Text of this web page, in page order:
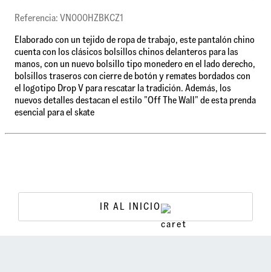
Referencia: VN000HZBKCZ1
Elaborado con un tejido de ropa de trabajo, este pantalón chino
cuenta con los clásicos bolsillos chinos delanteros para las
manos, con un nuevo bolsillo tipo monedero en el lado derecho,
bolsillos traseros con cierre de botón y remates bordados con
el logotipo Drop V para rescatar la tradición. Además, los
nuevos detalles destacan el estilo "Off The Wall" de esta prenda
esencial para el skate
IR AL INICIO